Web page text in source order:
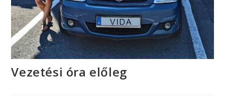
Vezetési óra előleg